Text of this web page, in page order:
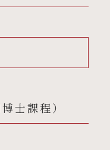
士課程）